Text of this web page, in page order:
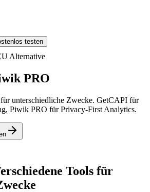
testen
Alternative
PRO
unterschiedliche Zwecke. GetCAPI für
Piwik PRO für Privacy-First Analytics.
Tools für